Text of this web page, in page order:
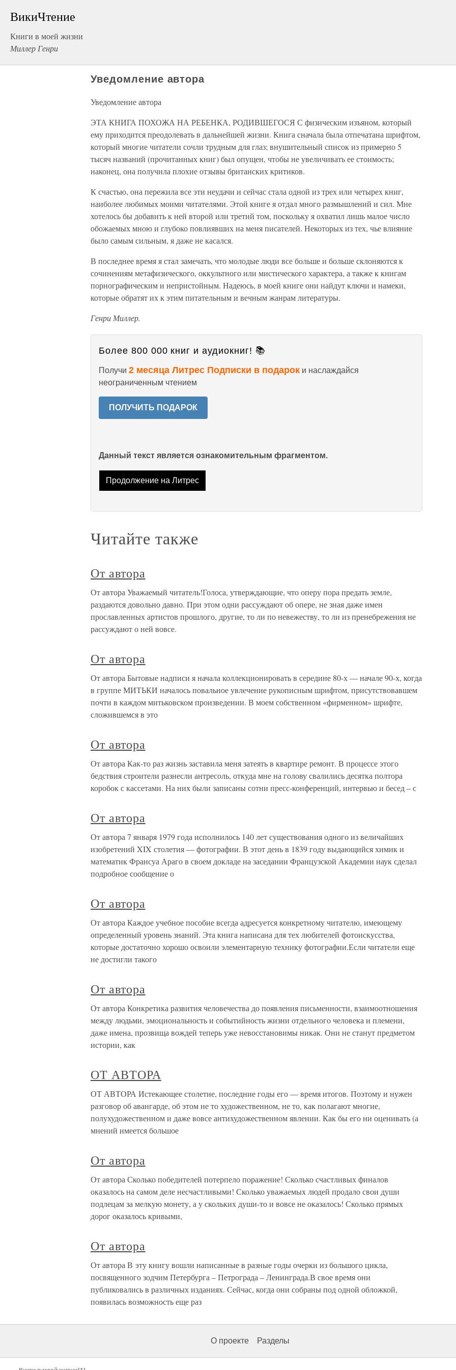
ВикиЧтение
Книги в моей жизни
Миллер Генри
Уведомление автора
Уведомление автора
ЭТА КНИГА ПОХОЖА НА РЕБЕНКА, РОДИВШЕГОСЯ С физическим изъяном, который
ему приходится преодолевать в дальнейшей жизни. Книга сначала была отпечатана шрифтом,
который многие читатели сочли трудным для глаз; внушительный список из примерно 5
тысяч названий (прочитанных книг) был опущен, чтобы не увеличивать ее стоимость;
наконец, она получила плохие отзывы британских критиков.
К счастью, она пережила все эти неудачи и сейчас стала одной из трех или четырех книг,
наиболее любимых моими читателями. Этой книге я отдал много размышлений и сил. Мне
хотелось бы добавить к ней второй или третий том, поскольку я охватил лишь малое число
обожаемых мною и глубоко повлиявших на меня писателей. Некоторых из тех, чье влияние
было самым сильным, я даже не касался.
В последнее время я стал замечать, что молодые люди все больше и больше склоняются к
сочинениям метафизического, оккультного или мистического характера, а также к книгам
порнографическим и непристойным. Надеюсь, в моей книге они найдут ключи и намеки,
которые обратят их к этим питательным и вечным жанрам литературы.
Генри Миллер.
Более 800 000 книг и аудиокниг! 📚
Получи 2 месяца Литрес Подписки в подарок и наслаждайся
неограниченным чтением
ПОЛУЧИТЬ ПОДАРОК
Данный текст является ознакомительным фрагментом.
Продолжение на Литрес
Читайте также
От автора
От автора Уважаемый читатель!Голоса, утверждающие, что оперу пора предать земле,
раздаются довольно давно. При этом одни рассуждают об опере, не зная даже имен
прославленных артистов прошлого, другие, то ли по невежеству, то ли из пренебрежения не
рассуждают о ней вовсе.
От автора
От автора Бытовые надписи я начала коллекционировать в середине 80-х — начале 90-х, когда
в группе МИТЬКИ началось повальное увлечение рукописным шрифтом, присутствовавшем
почти в каждом митьковском произведении. В моем собственном «фирменном» шрифте,
сложившемся в это
От автора
От автора Как-то раз жизнь заставила меня затеять в квартире ремонт. В процессе этого
бедствия строители разнесли антресоль, откуда мне на голову свалились десятка полтора
коробок с кассетами. На них были записаны сотни пресс-конференций, интервью и бесед – с
От автора
От автора 7 января 1979 года исполнилось 140 лет существования одного из величайших
изобретений XIX столетия — фотографии. В этот день в 1839 году выдающийся химик и
математик Франсуа Араго в своем докладе на заседании Французской Академии наук сделал
подробное сообщение о
От автора
От автора Каждое учебное пособие всегда адресуется конкретному читателю, имеющему
определенный уровень знаний. Эта книга написана для тех любителей фотоискусства,
которые достаточно хорошо освоили элементарную технику фотографии.Если читатели еще
не достигли такого
От автора
От автора Конкретика развития человечества до появления письменности, взаимоотношения
между людьми, эмоциональность и событийность жизни отдельного человека и племени,
даже имена, прозвища вождей теперь уже невосстановимы никак. Они не станут предметом
истории, как
ОТ АВТОРА
ОТ АВТОРА Истекающее столетие, последние годы его — время итогов. Поэтому и нужен
разговор об авангарде, об этом не то художественном, не то, как полагают многие,
полухудожественном и даже вовсе антихудожественном явлении. Как бы его ни оценивать (а
мнений имеется большое
От автора
От автора Сколько победителей потерпело поражение! Сколько счастливых финалов
оказалось на самом деле несчастливыми! Сколько уважаемых людей продало свои души
подлецам за мелкую монету, а у скольких души-то и вовсе не оказалось! Сколько прямых
дорог оказалось кривыми,
От автора
От автора В эту книгу вошли написанные в разные годы очерки из большого цикла,
посвященного зодчим Петербурга – Петрограда – Ленинграда.В свое время они
публиковались в различных изданиях. Сейчас, когда они собраны под одной обложкой,
появилась возможность еще раз
О проекте Разделы